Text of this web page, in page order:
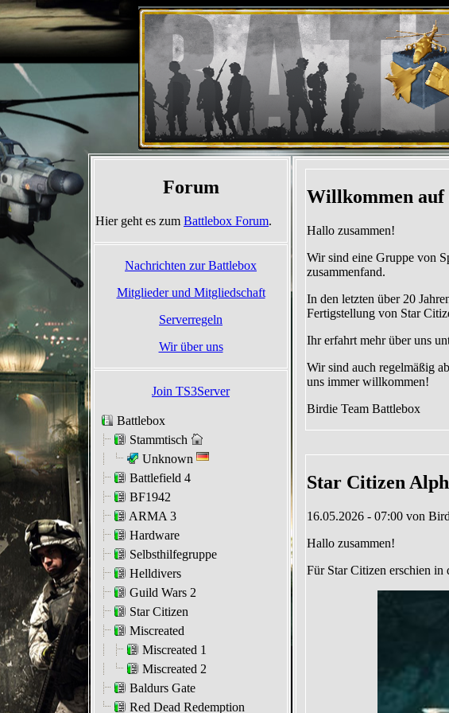
Forum
Hier geht es zum Battlebox Forum.
Nachrichten zur Battlebox
Mitglieder und Mitgliedschaft
Serverregeln
Wir über uns
Join TS3Server
Battlebox
Stammtisch
Unknown
Battlefield 4
BF1942
ARMA 3
Hardware
Selbsthilfegruppe
Helldivers
Guild Wars 2
Star Citizen
Miscreated
Miscreated 1
Miscreated 2
Baldurs Gate
Red Dead Redemption